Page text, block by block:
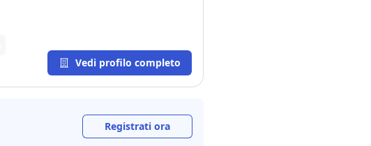
Vedi profilo completo
Registrati ora